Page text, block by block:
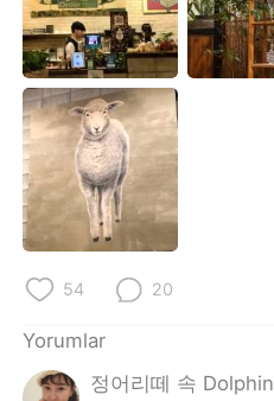
Português
54 20
Yorumlar
정어리떼 속 Dolphin